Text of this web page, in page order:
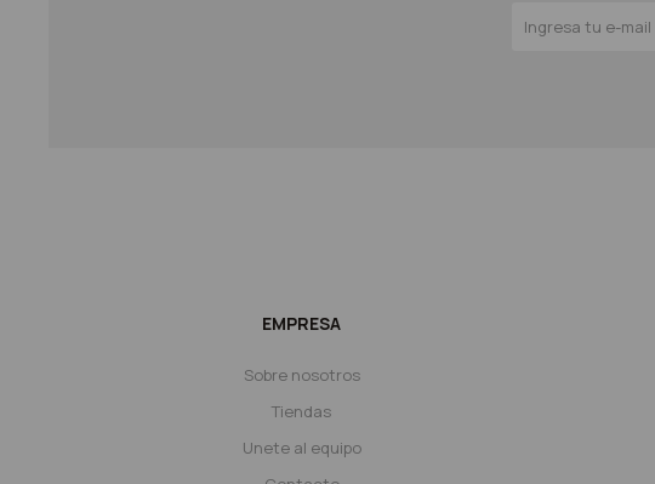
EMPRESA
Sobre nosotros
Tiendas
Unete al equipo